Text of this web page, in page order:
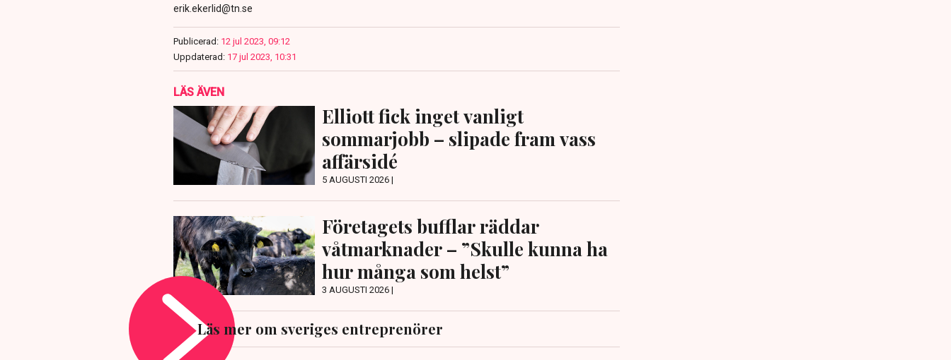
erik.ekerlid@tn.se
Publicerad: 12 jul 2023, 09:12
Uppdaterad: 17 jul 2023, 10:31
LÄS ÄVEN
Elliott fick inget vanligt
sommarjobb – slipade fram vass
affärsidé
5 AUGUSTI 2026 |
Företagets bufflar räddar
våtmarknader – ”Skulle kunna ha
hur många som helst”
3 AUGUSTI 2026 |
Läs mer om sveriges entreprenörer